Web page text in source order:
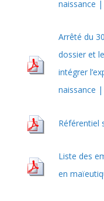
naissance
Arrêté du
dossier et
intégrer
naissance
Référentiel
Liste des
en